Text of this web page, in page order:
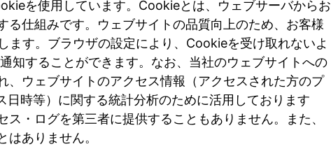
を使用しています。 Cookieとは、ウェブサーバからお
仕組みです。ウェブサイトの品質向上のため、お客様
ます。ブラウザの設定により、 Cookieを受け取れないよ
知することができます。なお、当社のウェブサイトへの
ウェブサイトのアクセス情報（アクセスされた方のプ
日時等）に関する統計分析のために活用しております
・ログを第三者に提供することもありません。また、
ありません。